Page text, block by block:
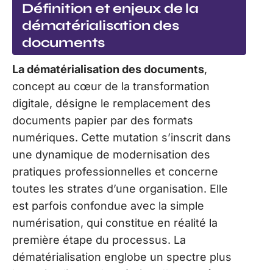
Définition et enjeux de la
dématérialisation des
documents
La dématérialisation des documents,
concept au cœur de la transformation
digitale, désigne le remplacement des
documents papier par des formats
numériques. Cette mutation s’inscrit dans
une dynamique de modernisation des
pratiques professionnelles et concerne
toutes les strates d’une organisation. Elle
est parfois confondue avec la simple
numérisation, qui constitue en réalité la
première étape du processus. La
dématérialisation englobe un spectre plus